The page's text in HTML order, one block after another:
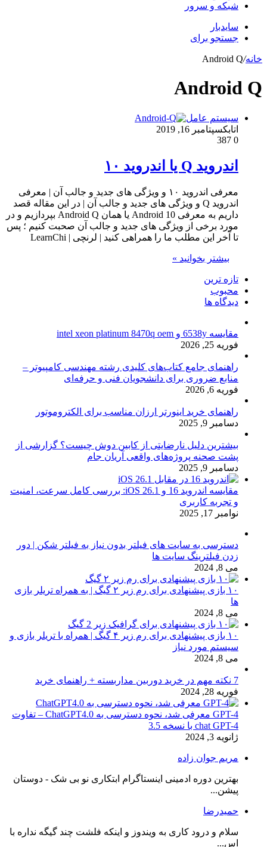
شبکه و سرور
سایدبار
جستجو برای
خانه/
Android Q
Android Q
سیستم عامل
اتابکسپتامبر 16, 2019
0
اندروید Q یا اندروید ۱۰
معرفی اندروید ۱۰ و ویژگی های جدید و جالب آن | معرفی
اندروید Q و ویژگی های جدید و جالب آن | در این مقاله قصد
داریم به معرفی Android 10 یا همان Android Q بپردازیم و در
مورد برخی از ویژگی های جدید و جالب آن صحبت کنیم ؛ پس
تا آخر این مطلب ما را همراهی کنید | لرنچی | LearnChi
بیشتر بخوانید »
تازه ترین
محبوب
دیدگاه ها
مقایسه 6538y و intel xeon platinum 8470q oem
فوریه 25, 2026
راهنمای جامع کتاب‌های کلیدی رشته مهندسی کامپیوتر –
منابع ضروری برای دانشجویان فنی و حرفه‌ای
فوریه 6, 2026
راهنمای خرید اینورتر ارزان مناسب برای الکتروموتور
دسامبر 9, 2025
بیشترین دلیل نارضایتی از کابین دوش چیست؟ گزارشی از
پشت صحنه پروژه‌های واقعی آریان جام
دسامبر 9, 2025
مقایسه اندروید 16 و iOS 26.1: بررسی کامل سرعت، امنیت
و تجربه کاربری
نوامبر 17, 2025
دسترسی به سایت های فیلتر بدون نیاز به فیلتر شکن | دور
زدن فیلترینگ سایت ها
می 8, 2024
۱۰ بازی پیشنهادی برای رم زیر ۲ گیگ | به همراه تریلر بازی
ها
می 8, 2024
۱۰ بازی پیشنهادی برای رم زیر ۴ گیگ | همراه با تریلر بازی و
سیستم مورد نیاز
می 8, 2024
7 نکته مهم در خرید دوربین مداربسته + راهنمای خرید
فوریه 28, 2024
GPT-4 معرفی شد، نحوه دسترسی به ChatGPT4.0 – تفاوت
chat GPT-4 با نسخه 3.5
ژانویه 3, 2024
مریم جوان زاده
بهترین دوره ادمینی اینستاگرام ابتکاری نو بی شک - دوستان
پیشن...
حمیدرضا
سلام و درود کاری به ویندوز و اینکه فلشت چند گیگه نداره با
اس...